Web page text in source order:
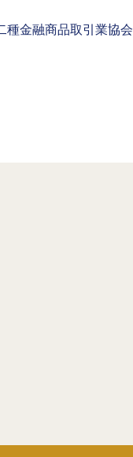
種金融商品取引業協会